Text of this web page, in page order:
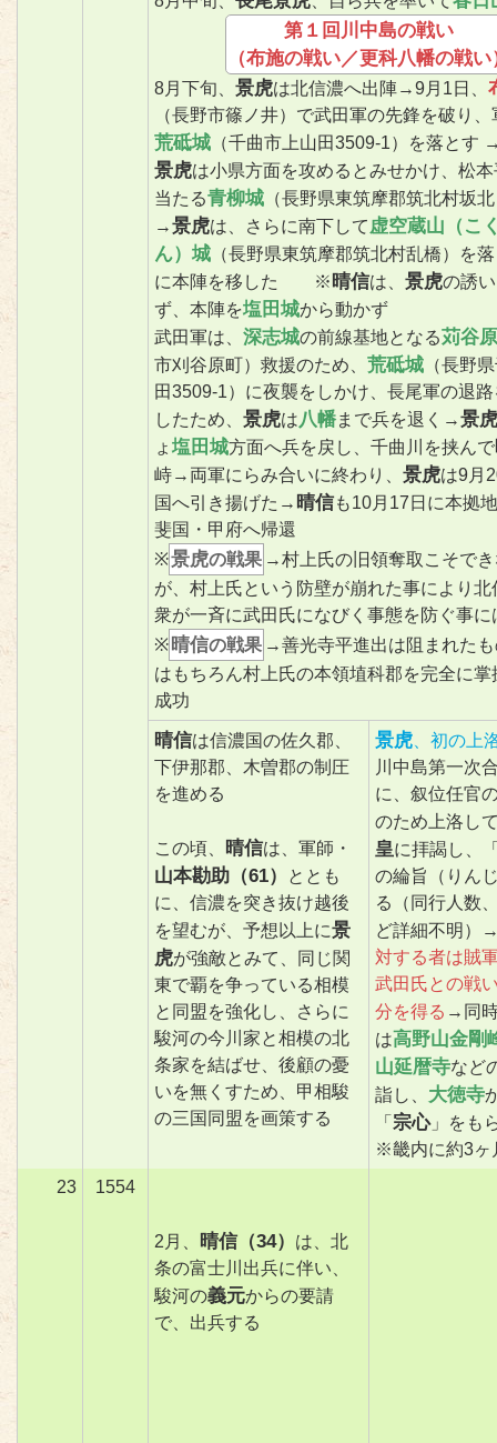
第１回川中島の戦い
（布施の戦い／更科八幡の戦い
8月下旬、 景虎は北信濃へ出陣→9月1日、
（長野市篠ノ井）で武田軍の先鋒を破り
荒砥城 （千曲市上山田3509-1）を落とす
景虎は小県方面を攻めるとみせかけ、松
当たる青柳城 （長野県東筑摩郡筑北村坂
→景虎は、さらに南下して虚空蔵山（こ
ん）城 （長野県東筑摩郡筑北村乱橋）を
に本陣を移した ※晴信は、 景虎の誘
ず、本陣を塩田城から動かず
武田軍は、 深志城の前線基地となる苅谷
市刈谷原町）救援のため、 荒砥城 （長野
田3509-1）に夜襲をしかけ、長尾軍の退
したため、 景虎は八幡まで兵を退く→景虎
ょ 塩田城方面へ兵を戻し、千曲川を挟んで
峙→両軍にらみ合いに終わり、 景虎は9月
国へ引き揚げた→ 晴信も10月17日に本拠
斐国・甲府へ帰還
※景虎の戦果 →村上氏の旧領奪取こそで
が、村上氏という防壁が崩れた事により北
衆が一斉に武田氏になびく事態を防ぐ事に
※晴信の戦果 →善光寺平進出は阻まれた
はもちろん村上氏の本領埴科郡を完全に掌
成功
晴信は信濃国の佐久郡、
下伊那郡、木曽郡の制圧
を進める
この頃、 晴信は、軍師・
山本勘助（61）
ととも
に、信濃を突き抜け越後
を望むが、予想以上に景
虎が強敵とみて、同じ関
東で覇を争っている相模
と同盟を強化し、さらに
駿河の今川家と相模の北
条家を結ばせ、後顧の憂
いを無くすため、甲相駿
の三国同盟を画策する
景虎 、初の上
川中島第一次
に、叙位任官
のため上洛し
皇に拝謁し、
の綸旨（りん
る（同行人数
ど詳細不明）
対する者は賊
武田氏との戦
分を得る →同
は高野山金剛
山延暦寺など
詣し、 大徳寺
「 宗心」をも
※畿内に約3ヶ
23
1554
2月、 晴信（34）
は、北
条の富士川出兵に伴い、
駿河の義元からの要請
で、出兵する